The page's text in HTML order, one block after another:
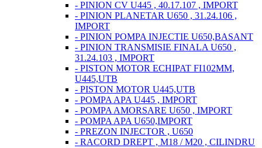
- PINION CV U445 , 40.17.107 , IMPORT
- PINION PLANETAR U650 , 31.24.106 ,
IMPORT
- PINION POMPA INJECTIE U650,BASANT
- PINION TRANSMISIE FINALA U650 ,
31.24.103 , IMPORT
- PISTON MOTOR ECHIPAT FI102MM,
U445,UTB
- PISTON MOTOR U445,UTB
- POMPA APA U445 , IMPORT
- POMPA AMORSARE U650 , IMPORT
- POMPA APA U650,IMPORT
- PREZON INJECTOR , U650
- RACORD DREPT , M18 / M20 , CILINDRU